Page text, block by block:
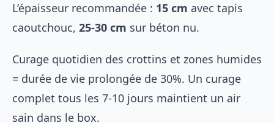
L’épaisseur recommandée : 15 cm avec tapis
caoutchouc, 25-30 cm sur béton nu.
Curage quotidien des crottins et zones humides
= durée de vie prolongée de 30%. Un curage
complet tous les 7-10 jours maintient un air
sain dans le box.